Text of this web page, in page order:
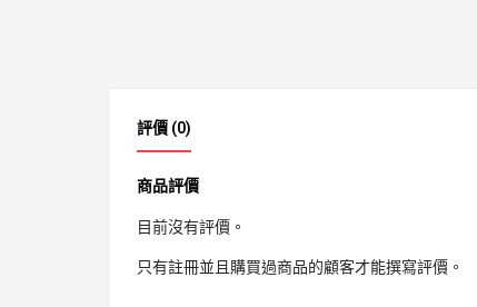
評價 (0)
商品評價
目前沒有評價。
只有註冊並且購買過商品的顧客才能撰寫評價。